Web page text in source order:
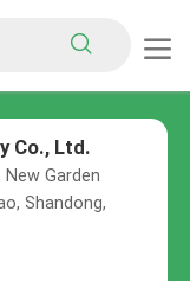
Co., Ltd.
New Garden
Shandong,